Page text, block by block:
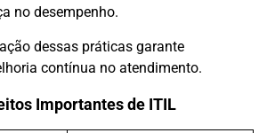
no desempenho.
dessas práticas garante
contínua no atendimento.
Importantes de ITIL